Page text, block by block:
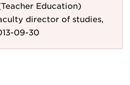
Education)
director of studies,
09-30